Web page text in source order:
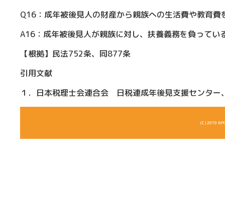
Q16：成年被後見人の財産から親族への生活費や教育
A16：成年被後見人が親族に対し、扶養義務を負って
【根拠】民法752条、同877条
引用文献
１．日本税理士会連合会 日税連成年後見支援センタ
(C) 2019